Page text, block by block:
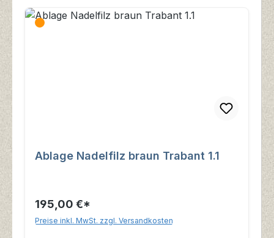
Ablage Nadelfilz braun Trabant 1.1
195,00 €*
Preise inkl. MwSt. zzgl. Versandkosten